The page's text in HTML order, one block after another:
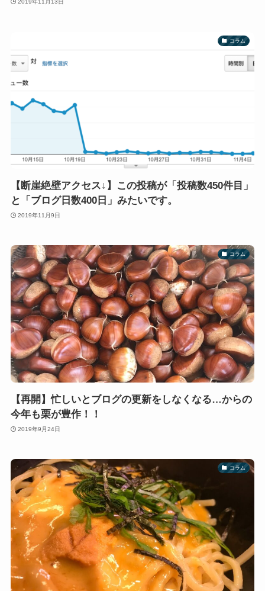
2019年11月13日
コラム
【断崖絶壁アクセス↓】この投稿が「投稿数450件目」
と「ブログ日数400日」みたいです。
2019年11月9日
コラム
【再開】忙しいとブログの更新をしなくなる…からの
今年も栗が豊作！！
2019年9月24日
コラム